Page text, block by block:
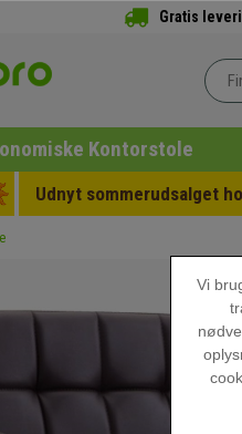
Gratis
Kontorstole
Udnyt sommerudsalget
Vi